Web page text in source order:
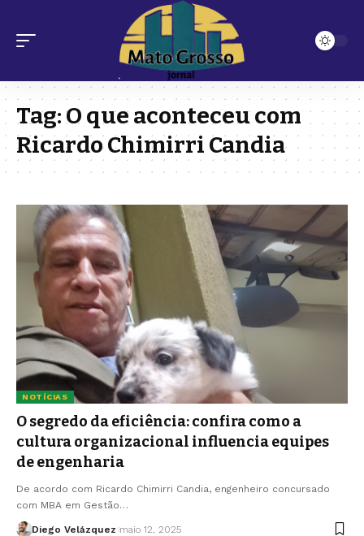
Tag:O que aconteceu com
Ricardo Chimirri Candia
NOTÍCIAS
O segredo da eficiência: confira como a
cultura organizacional influencia equipes
de engenharia
De acordo com Ricardo Chimirri Candia, engenheiro concursado
com MBA em Gestão…
Diego Velázquez maio 12, 2025